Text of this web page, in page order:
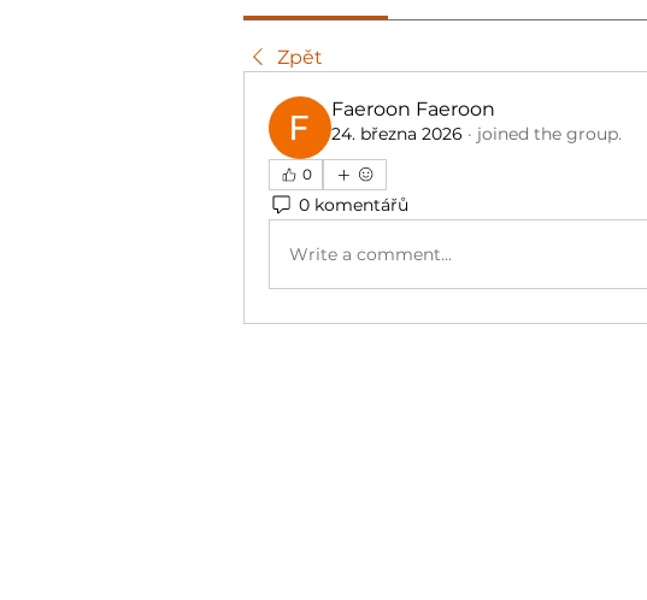
Zpět
Faeroon Faeroon
24. března 2026 · joined the group.
0
0 komentářů
Write a comment...